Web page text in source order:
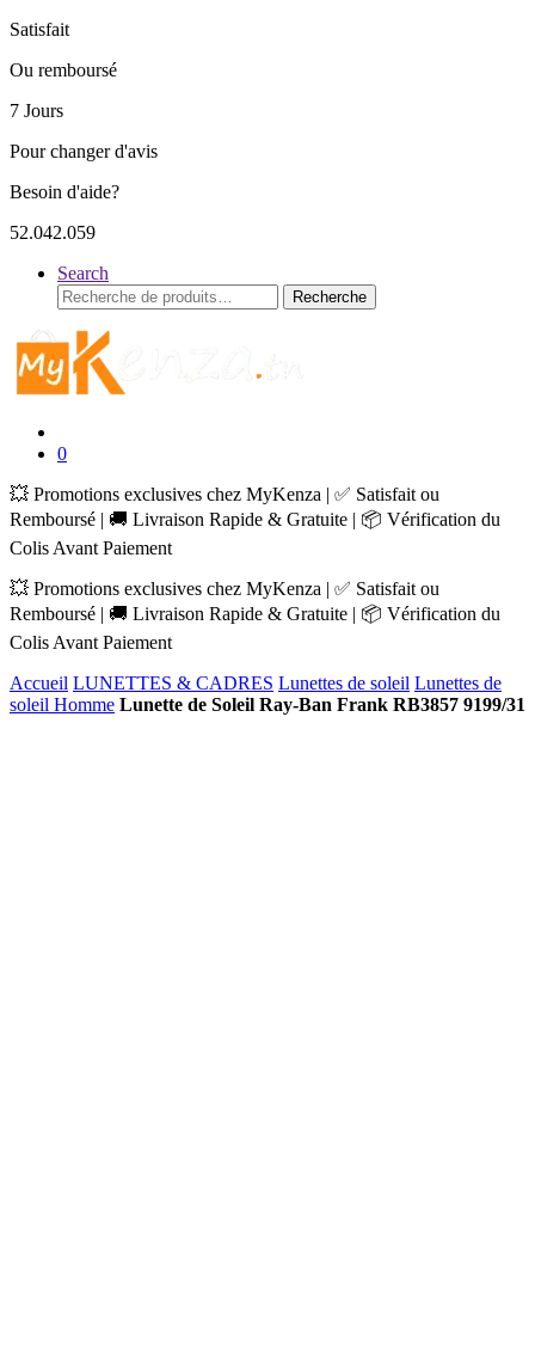
Satisfait
Ou remboursé
7 Jours
Pour changer d'avis
Besoin d'aide?
52.042.059
Search
Recherche
pour :
Recherche
0
💥 Promotions exclusives chez MyKenza | ✅ Satisfait ou
Remboursé | 🚚 Livraison Rapide & Gratuite | 📦 Vérification du
Colis Avant Paiement
💥 Promotions exclusives chez MyKenza | ✅ Satisfait ou
Remboursé | 🚚 Livraison Rapide & Gratuite | 📦 Vérification du
Colis Avant Paiement
Accueil LUNETTES & CADRES Lunettes de soleil Lunettes de
soleil Homme Lunette de Soleil Ray-Ban Frank RB3857 9199/31